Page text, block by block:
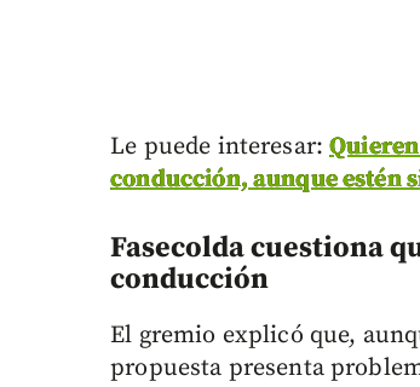
Le puede interesar:
conducción, aunque estén
Fasecolda cuestiona
conducción
El gremio explicó que,
propuesta presenta